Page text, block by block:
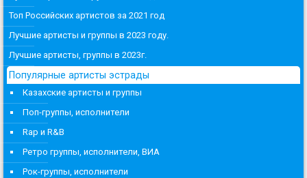
Топ Российских артистов за 2021 год
Лучшие артисты и группы в 2023 году.
Лучшие артисты, группы в 2023г.
Популярные артисты эстрады
Казахские артисты и группы
Поп-группы, исполнители
Rap и R&B
Ретро группы, исполнители, ВИА
Рок-группы, исполнители